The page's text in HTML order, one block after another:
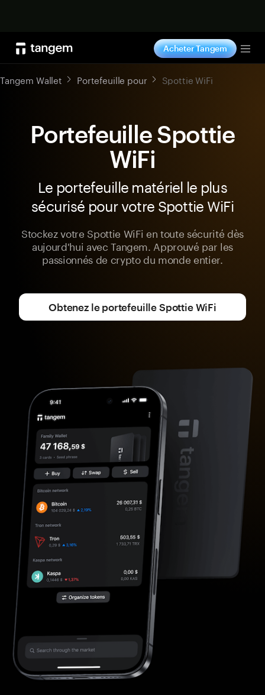
Acheter Tangem
Tangem Wallet Portefeuille pour Spottie WiFi
Portefeuille Spottie
WiFi
Le portefeuille matériel le plus
sécurisé pour votre Spottie WiFi
Stockez votre Spottie WiFi en toute sécurité dès
aujourd'hui avec Tangem. Approuvé par les
passionnés de crypto du monde entier.
Obtenez le portefeuille Spottie WiFi